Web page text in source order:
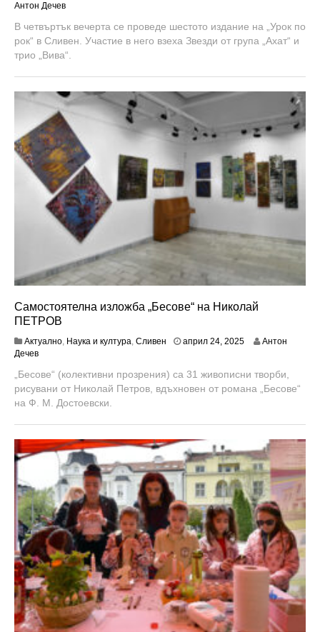
и
л
,
2
5
Антон Дечев
В четвъртък вечерта се проведе шестото издание на „Урок по
рок“ в Сливен. Участие в него взеха Звезди от група „Ахат“ и
трио „Вива“.
Самостоятелна изложба „Бесове“ на Николай
ПЕТРОВ
Актуално Наука и култура Сливен април 24, 2025а
и
л
,
0
2
5
Антон
Дечев
„Бесове“ (колективни прозрения) са 31 живописни творби,
рисувани от Николай Петров, вдъхновен от романа „Бесове“
на Ф. М. Достоевски.